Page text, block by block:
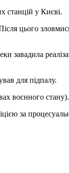
станцій у Києві.
цього
для підпалу.
воєнного стану).
за